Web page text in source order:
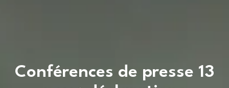
Conférences de presse 13